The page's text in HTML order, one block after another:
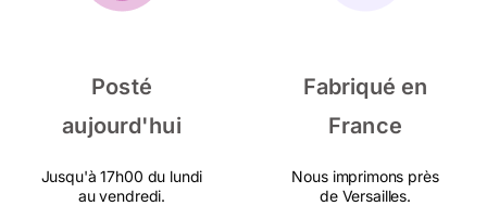
Posté
aujourd'hui
Jusqu'à 17h00 du lundi
au vendredi.
Fabriqué en
France
Nous imprimons près
de Versailles.